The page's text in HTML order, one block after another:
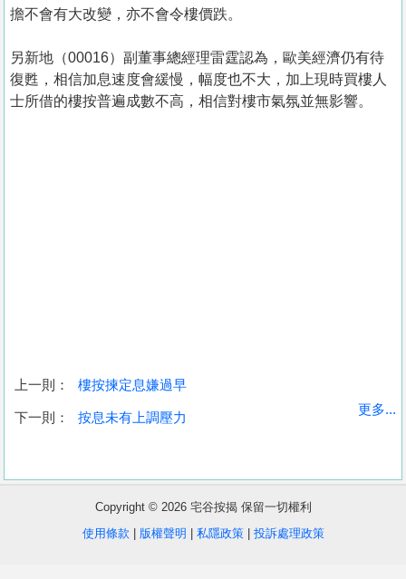
收
盤
擔不會有大改變，亦不會令樓價跌。
另新地（00016）副董事總經理雷霆認為，歐美經濟仍有待
復甦，相信加息速度會緩慢，幅度也不大，加上現時買樓人
士所借的樓按普遍成數不高，相信對樓市氣氛並無影響。
上一則： 樓按揀定息嫌過早
下一則： 按息未有上調壓力
更多...
Copyright © 2026 宅谷按揭 保留一切權利
使用條款
版權聲明 私隱政策| 投訴處理政策